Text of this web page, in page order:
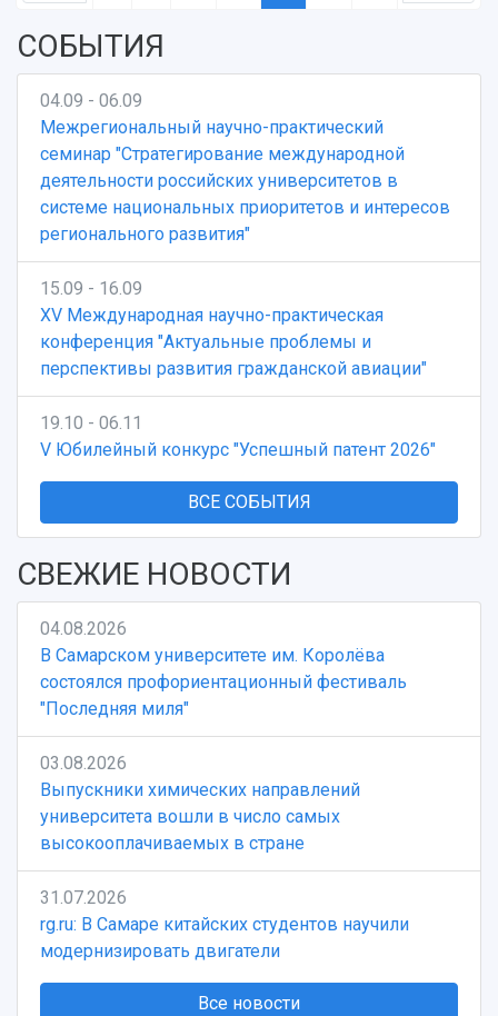
СОБЫТИЯ
04.09 - 06.09
Межрегиональный научно-практический
семинар "Стратегирование международной
деятельности российских университетов в
системе национальных приоритетов и интересов
регионального развития"
15.09 - 16.09
XV Международная научно-практическая
конференция "Актуальные проблемы и
перспективы развития гражданской авиации"
19.10 - 06.11
V Юбилейный конкурс "Успешный патент 2026"
ВСЕ СОБЫТИЯ
СВЕЖИЕ НОВОСТИ
04.08.2026
В Самарском университете им. Королёва
состоялся профориентационный фестиваль
"Последняя миля"
03.08.2026
Выпускники химических направлений
университета вошли в число самых
высокооплачиваемых в стране
31.07.2026
rg.ru: В Самаре китайских студентов научили
модернизировать двигатели
Все новости